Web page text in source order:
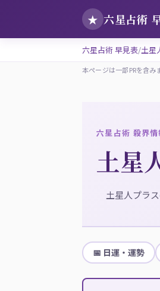
★ 六星占術
六星占術 早見表 土星
本ページは一部PRを含み
六星占術 殺界情
土星
土星人プラ
📅 日運・運勢